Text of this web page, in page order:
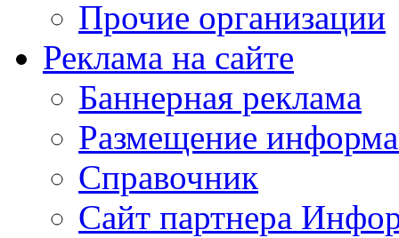
Прочие организации
Реклама на сайте
Баннерная реклама
Размещение
Справочник
Сайт партнера